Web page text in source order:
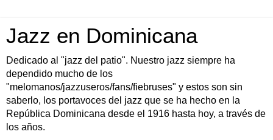
Jazz en Dominicana
Dedicado al "jazz del patio". Nuestro jazz siempre ha
dependido mucho de los
"melomanos/jazzuseros/fans/fiebruses" y estos son sin
saberlo, los portavoces del jazz que se ha hecho en la
República Dominicana desde el 1916 hasta hoy, a través de
los años.